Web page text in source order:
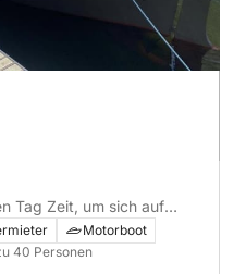
Tag Zeit, um sich auf
zu entspannen.
Motorboot
40 Personen